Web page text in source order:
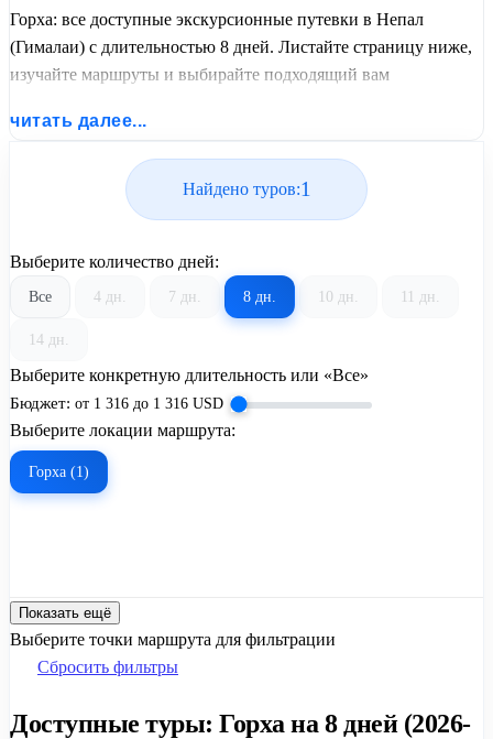
Горха: все доступные экскурсионные путевки в Непал
(Гималаи) с длительностью 8 дней. Листайте страницу ниже,
изучайте маршруты и выбирайте подходящий вам
United Travel Systems.
читать далее...
Найдено туров:1
Выберите количество дней:
Все 4 дн. 7 дн. 8 дн. 10 дн. 11 дн.
14 дн.
Выберите конкретную длительность или «Все»
Бюджет: от 1 316 до 1 316 USD
Выберите локации маршрута:
Горха (1)
Показать ещё
Выберите точки маршрута для фильтрации
Сбросить фильтры
Доступные туры: Горха на 8 дней (2026-